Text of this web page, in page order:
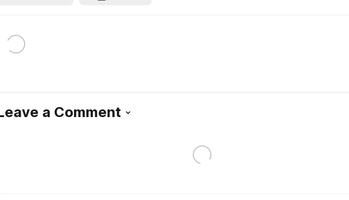
a Comment